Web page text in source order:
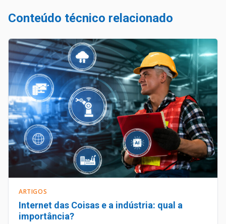
Conteúdo técnico relacionado
ARTIGOS
Internet das Coisas e a indústria: qual a
importância?